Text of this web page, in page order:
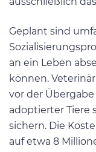
Geplant sind
an ein Leben
können.
vor der
adoptierter Tiere
sichern. Die
auf etwa 8